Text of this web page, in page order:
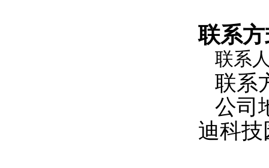
联系
联系
联系
公司
迪科技